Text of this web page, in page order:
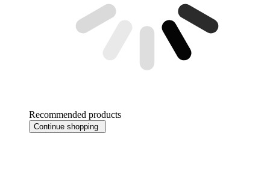
Recommended products
Continue shopping